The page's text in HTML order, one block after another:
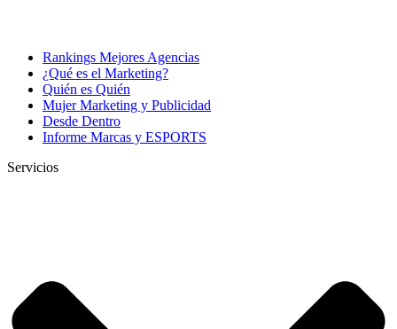
Rankings Mejores Agencias
¿Qué es el Marketing?
Quién es Quién
Mujer Marketing y Publicidad
Desde Dentro
Informe Marcas y ESPORTS
Servicios